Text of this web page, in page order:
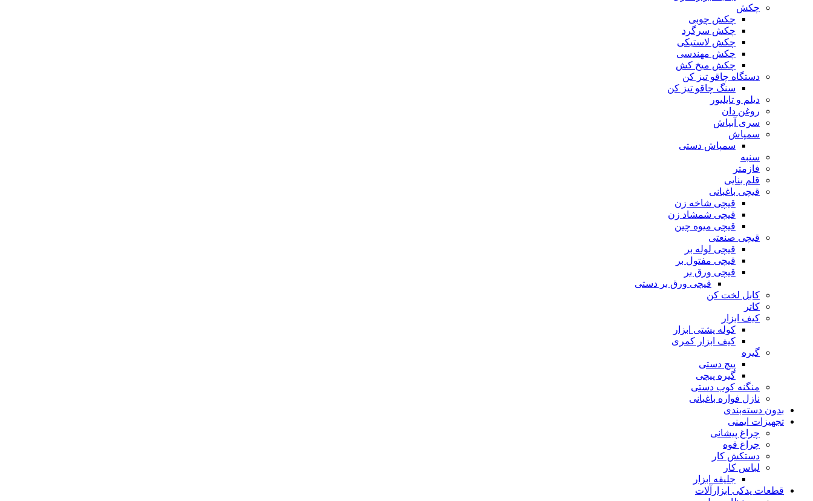
چکش
چکش چوبی
چکش سرگرد
چکش لاستیکی
چکش مهندسی
چکش میخ کش
دستگاه چاقو تیز کن
سنگ چاقو تیز کن
دیلم و تایلیور
روغن دان
سری آبپاش
سمپاش
سمپاش دستی
سنبه
فازمتر
قلم بنایی
قیچی باغبانی
قیچی شاخه زن
قیچی شمشاد زن
قیچی میوه چین
قیچی صنعتی
قیچی لوله بر
قیچی مفتول بر
قیچی ورق بر
قیچی ورق بر دستی
کابل لخت کن
کاتر
کیف ابزار
کوله پشتی ابزار
کیف ابزار کمری
گیره
پیچ دستی
گیره پیچی
منگنه کوب دستی
نازل فواره باغبانی
بدون دسته‌بندی
تجهیزات ایمنی
چراغ پیشانی
چراغ قوه
دستکش کار
لباس کار
جلیقه ابزار
قطعات یدکی ابزارآلات